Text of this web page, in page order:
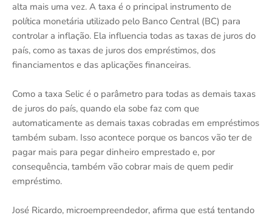
alta mais uma vez. A taxa é o principal instrumento de
política monetária utilizado pelo Banco Central (BC) para
controlar a inflação. Ela influencia todas as taxas de juros do
país, como as taxas de juros dos empréstimos, dos
financiamentos e das aplicações financeiras.
Como a taxa Selic é o parâmetro para todas as demais taxas
de juros do país, quando ela sobe faz com que
automaticamente as demais taxas cobradas em empréstimos
também subam. Isso acontece porque os bancos vão ter de
pagar mais para pegar dinheiro emprestado e, por
consequência, também vão cobrar mais de quem pedir
empréstimo.
José Ricardo, microempreendedor, afirma que está tentando